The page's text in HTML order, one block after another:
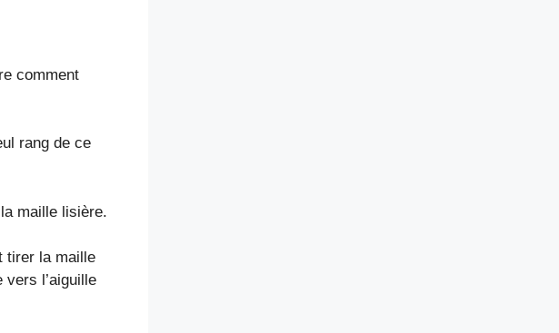
comment
rang de ce
maille lisière.
tirer la maille
l’aiguille